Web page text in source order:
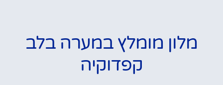
מלון מומלץ במערה בלב
קפדוקיה